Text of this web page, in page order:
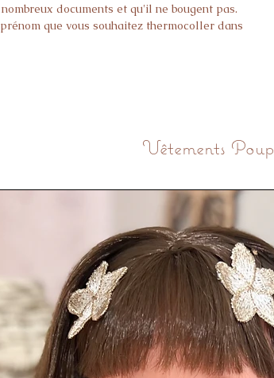
documents et qu'il ne bougent pas.
que vous souhaitez thermocoller dans
Vêtements